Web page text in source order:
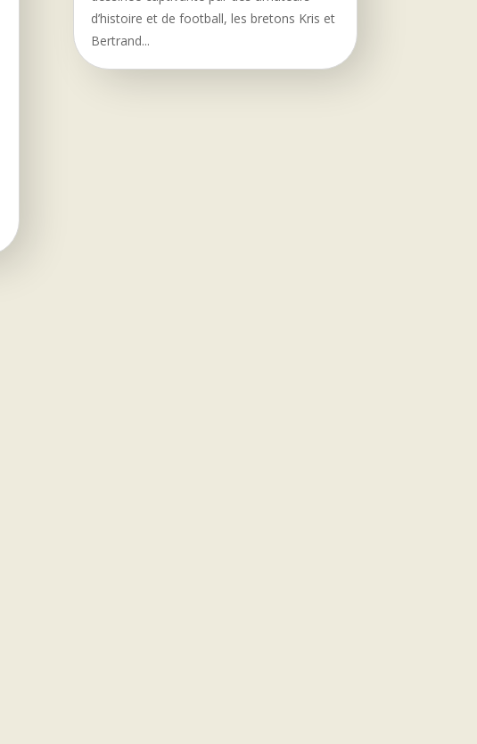
d’histoire et de football, les bretons Kris et
Bertrand...